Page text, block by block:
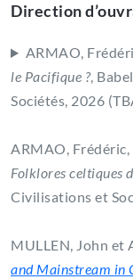
Direction
ARMAO,
le Pacifique ?,
Sociétés, 2026
ARMAO, Frédéric,
Folklores celtiques
Civilisations et
MULLEN, John et
and Mainstream in